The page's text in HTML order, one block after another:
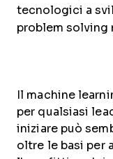
tecnologici a
problem solving
Il machine
per qualsiasi
iniziare può
oltre le basi per